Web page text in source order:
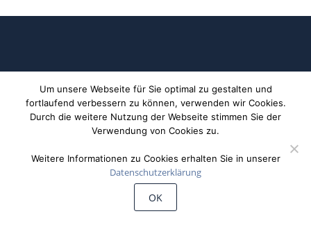
©Wiechert'sche Erdbebenwarte Göttingen
Um unsere Webseite für Sie optimal zu gestalten und
fortlaufend verbessern zu können, verwenden wir Cookies.
Durch die weitere Nutzung der Webseite stimmen Sie der
Verwendung von Cookies zu.
Weitere Informationen zu Cookies erhalten Sie in unserer
Datenschutzerklärung
OK